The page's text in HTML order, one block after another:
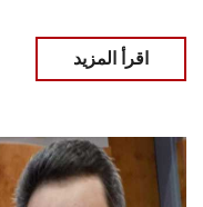
اقرأ المزيد